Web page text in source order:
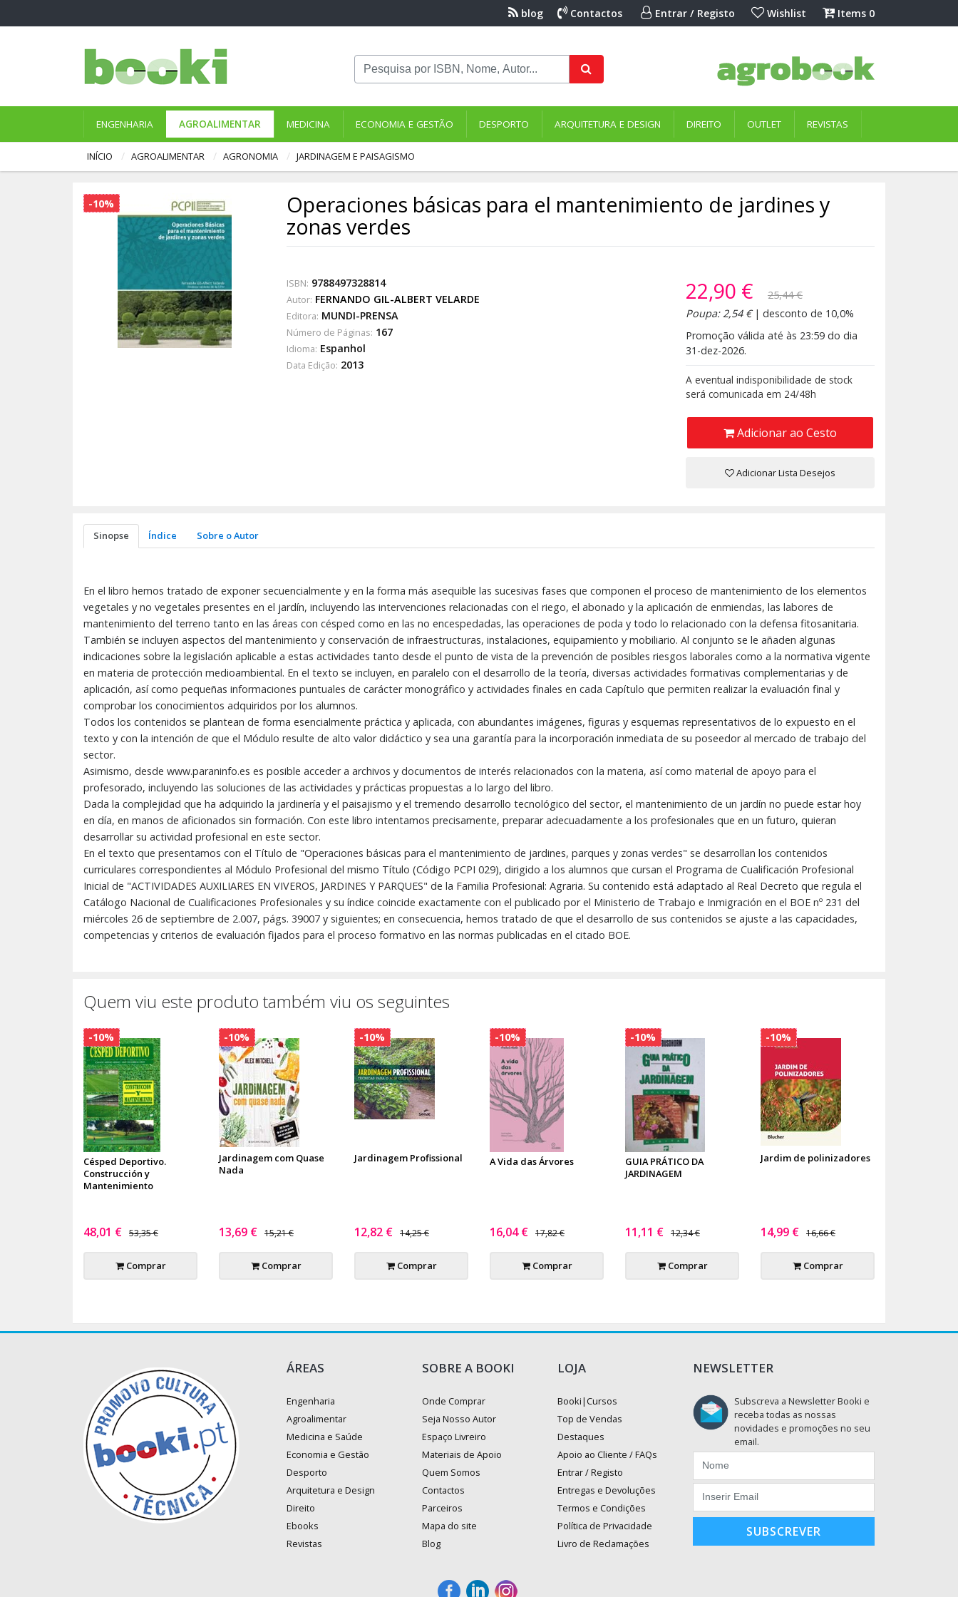
blog Contactos Entrar / Registo Wishlist Items 0
ENGENHARIA AGROALIMENTAR MEDICINA ECONOMIA E GESTÃO DESPORTO ARQUITETURA E DESIGN DIREITO OUTLET REVISTAS
INÍCIO AGROALIMENTAR AGRONOMIA JARDINAGEM E PAISAGISMO
-10% Operaciones básicas para el mantenimiento de jardines y
zonas verdes
ISBN: 9788497328814
Autor: FERNANDO GIL-ALBERT VELARDE
Editora: MUNDI-PRENSA
Número de Páginas: 167
Idioma: Espanhol
Data Edição: 2013
22,90 €
25,44 €
Poupa: 2,54 €| desconto de 10,0%
Promoção válida até às 23:59 do dia
31-dez-2026.
A eventual indisponibilidade de stock
será comunicada em 24/48h
Adicionar ao Cesto
Adicionar Lista Desejos
Sinopse Índice Sobre o Autor
En el libro hemos tratado de exponer secuencialmente y en la forma más asequible las sucesivas fases que componen el proceso de mantenimiento de los elementos
vegetales y no vegetales presentes en el jardín, incluyendo las intervenciones relacionadas con el riego, el abonado y la aplicación de enmiendas, las labores de
mantenimiento del terreno tanto en las áreas con césped como en las no encespedadas, las operaciones de poda y todo lo relacionado con la defensa fitosanitaria.
También se incluyen aspectos del mantenimiento y conservación de infraestructuras, instalaciones, equipamiento y mobiliario. Al conjunto se le añaden algunas
indicaciones sobre la legislación aplicable a estas actividades tanto desde el punto de vista de la prevención de posibles riesgos laborales como a la normativa vigente
en materia de protección medioambiental. En el texto se incluyen, en paralelo con el desarrollo de la teoría, diversas actividades formativas complementarias y de
aplicación, así como pequeñas informaciones puntuales de carácter monográfico y actividades finales en cada Capítulo que permiten realizar la evaluación final y
comprobar los conocimientos adquiridos por los alumnos.
Todos los contenidos se plantean de forma esencialmente práctica y aplicada, con abundantes imágenes, figuras y esquemas representativos de lo expuesto en el
texto y con la intención de que el Módulo resulte de alto valor didáctico y sea una garantía para la incorporación inmediata de su poseedor al mercado de trabajo del
sector.
Asimismo, desde www.paraninfo.es es posible acceder a archivos y documentos de interés relacionados con la materia, así como material de apoyo para el
profesorado, incluyendo las soluciones de las actividades y prácticas propuestas a lo largo del libro.
Dada la complejidad que ha adquirido la jardinería y el paisajismo y el tremendo desarrollo tecnológico del sector, el mantenimiento de un jardín no puede estar hoy
en día, en manos de aficionados sin formación. Con este libro intentamos precisamente, preparar adecuadamente a los profesionales que en un futuro, quieran
desarrollar su actividad profesional en este sector.
En el texto que presentamos con el Título de "Operaciones básicas para el mantenimiento de jardines, parques y zonas verdes" se desarrollan los contenidos
curriculares correspondientes al Módulo Profesional del mismo Título (Código PCPI 029), dirigido a los alumnos que cursan el Programa de Cualificación Profesional
Inicial de "ACTIVIDADES AUXILIARES EN VIVEROS, JARDINES Y PARQUES" de la Familia Profesional: Agraria. Su contenido está adaptado al Real Decreto que regula el
Catálogo Nacional de Cualificaciones Profesionales y su índice coincide exactamente con el publicado por el Ministerio de Trabajo e Inmigración en el BOE nº 231 del
miércoles 26 de septiembre de 2.007, págs. 39007 y siguientes; en consecuencia, hemos tratado de que el desarrollo de sus contenidos se ajuste a las capacidades,
competencias y criterios de evaluación fijados para el proceso formativo en las normas publicadas en el citado BOE.
Quem viu este produto também viu os seguintes
Césped Deportivo.
Construcción y
Mantenimiento
48,01 € 53,35 €
Comprar
-10%
Jardinagem com Quase
Nada
13,69 € 15,21 €
Comprar
-10%
Jardinagem Profissional
12,82 € 14,25 €
Comprar
-10%
A Vida das Árvores
16,04 € 17,82 €
Comprar
-10%
GUIA PRÁTICO DA
JARDINAGEM
11,11 € 12,34 €
Comprar
-10%
Jardim de polinizadores
14,99 € 16,66 €
Comprar
-10%
ÁREAS
Engenharia
Agroalimentar
Medicina e Saúde
Economia e Gestão
Desporto
Arquitetura e Design
Direito
Ebooks
Revistas
SOBRE A BOOKI
Onde Comprar
Seja Nosso Autor
Espaço Livreiro
Materiais de Apoio
Quem Somos
Contactos
Parceiros
Mapa do site
Blog
LOJA
Booki|Cursos
Top de Vendas
Destaques
Apoio ao Cliente / FAQs
Entrar / Registo
Entregas e Devoluções
Termos e Condições
Política de Privacidade
Livro de Reclamações
NEWSLETTER
Subscreva a Newsletter Booki e
receba todas as nossas
novidades e promoções no seu
email.
SUBSCREVER